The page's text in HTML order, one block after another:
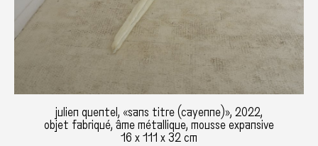
julien quentel, «sans titre (cayenne)», 2022,
objet fabriqué, âme métallique, mousse expansive
16 x 111 x 32 cm